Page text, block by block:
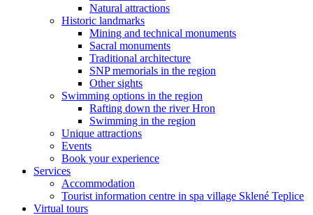
Natural attractions
Historic landmarks
Mining and technical monuments
Sacral monuments
Traditional architecture
SNP memorials in the region
Other sights
Swimming options in the region
Rafting down the river Hron
Swimming in the region
Unique attractions
Events
Book your experience
Services
Accommodation
Tourist information centre in spa village Sklené Teplice
Virtual tours